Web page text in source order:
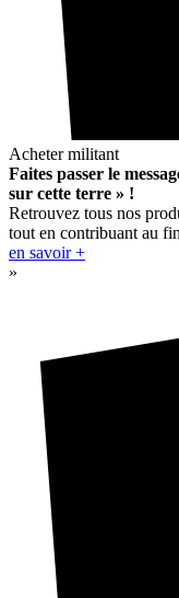
Acheter militant
Faites passer le
sur cette terre » !
Retrouvez tous nos
tout en contribuant au
en savoir +
»